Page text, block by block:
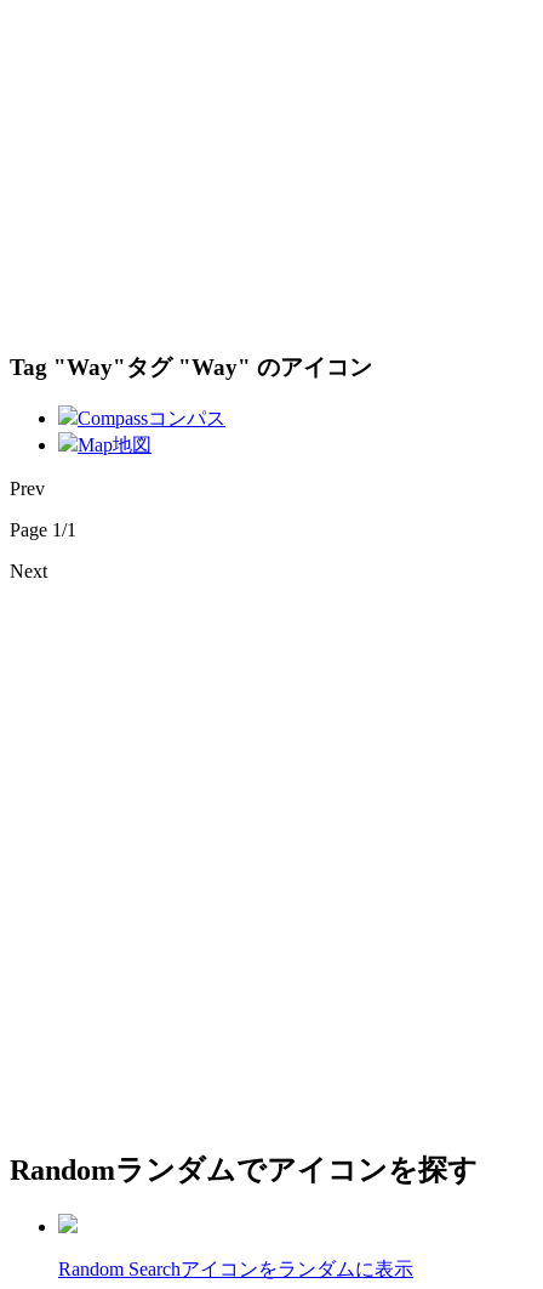
Tag "Way"タグ "Way" のアイコン
Compassコンパス
Map地図
Prev
Page 1/1
Next
Randomランダムでアイコンを探す
Random Searchアイコンをランダムに表示